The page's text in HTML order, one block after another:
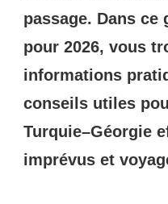
passage. Dans
pour 2026, vous
informations
conseils utiles
Turquie–Géorgie
imprévus et